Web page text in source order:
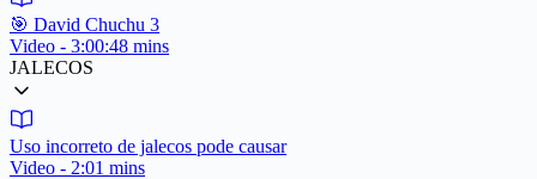
🎯 David Chuchu 3
Video - 3:00:48 mins
JALECOS
Uso incorreto de jalecos pode causar
Video - 2:01 mins